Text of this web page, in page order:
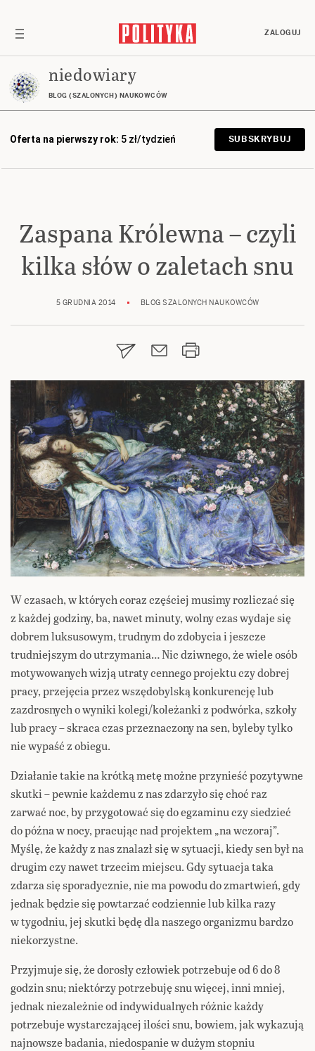
ZALOGUJ
niedowiary
BLOG (SZALONYCH) NAUKOWCÓW
Oferta na pierwszy rok: 5 zł/tydzień SUBSKRYBUJ
Zaspana Królewna – czyli
kilka słów o zaletach snu
5 GRUDNIA 2014 BLOG SZALONYCH NAUKOWCÓW
W czasach, w których coraz częściej musimy rozliczać się
z każdej godziny, ba, nawet minuty, wolny czas wydaje się
dobrem luksusowym, trudnym do zdobycia i jeszcze
trudniejszym do utrzymania… Nic dziwnego, że wiele osób
motywowanych wizją utraty cennego projektu czy dobrej
pracy, przejęcia przez wszędobylską konkurencję lub
zazdrosnych o wyniki kolegi/koleżanki z podwórka, szkoły
lub pracy – skraca czas przeznaczony na sen, byleby tylko
nie wypaść z obiegu.
Działanie takie na krótką metę możne przynieść pozytywne
skutki – pewnie każdemu z nas zdarzyło się choć raz
zarwać noc, by przygotować się do egzaminu czy siedzieć
do późna w nocy, pracując nad projektem „na wczoraj”.
Myślę, że każdy z nas znalazł się w sytuacji, kiedy sen był na
drugim czy nawet trzecim miejscu. Gdy sytuacja taka
zdarza się sporadycznie, nie ma powodu do zmartwień, gdy
jednak będzie się powtarzać codziennie lub kilka razy
w tygodniu, jej skutki będę dla naszego organizmu bardzo
niekorzystne.
Przyjmuje się, że dorosły człowiek potrzebuje od 6 do 8
godzin snu; niektórzy potrzebuję snu więcej, inni mniej,
jednak niezależnie od indywidualnych różnic każdy
potrzebuje wystarczającej ilości snu, bowiem, jak wykazują
najnowsze badania, niedospanie w dużym stopniu